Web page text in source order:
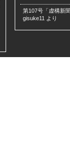
第107号「虚構新
gisuke11 より